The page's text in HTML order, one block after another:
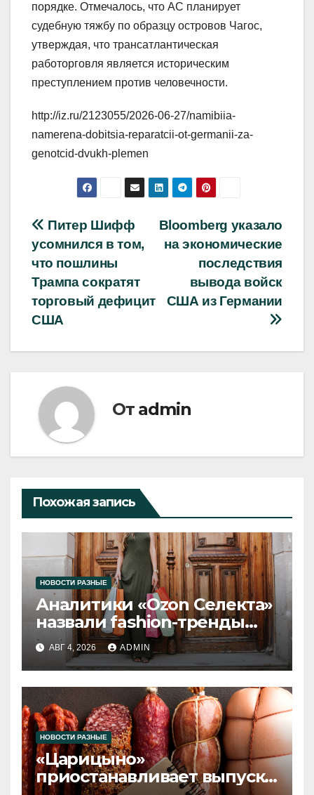
порядке. Отмечалось, что АС планирует
судебную тяжбу по образцу островов Чагос,
утверждая, что трансатлантическая
работорговля является историческим
преступлением против человечности.
http://iz.ru/2123055/2026-06-27/namibiia-
namerena-dobitsia-reparatcii-ot-germanii-za-
genotcid-dvukh-plemen
Навигация
по
записям
Bloomberg указало
на экономические
последствия
вывода войск
США из Германии
Питер Шифф
усомнился в том,
что пошлины
Трампа сократят
торговый дефицит
США
От admin
Похожая запись
НОВОСТИ РАЗНЫЕ
Аналитики «Ozon Селекта»
назвали fashion-тренды
2026 года
АВГ 4, 2026 ADMIN
НОВОСТИ РАЗНЫЕ
«Царицыно»
приостанавливает выпуск